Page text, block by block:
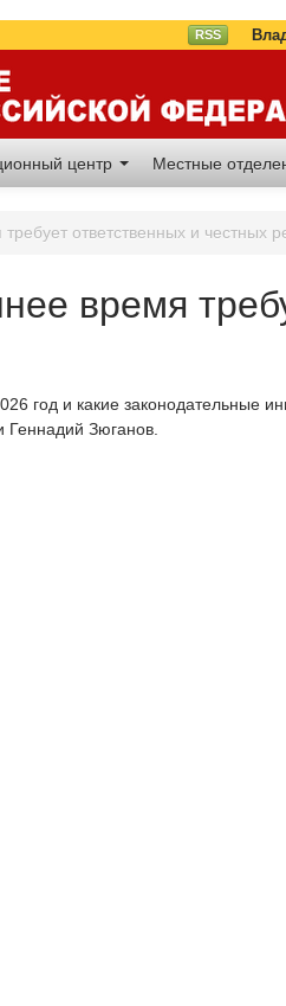
RSS
центр Местные
ответственных и честных
время
год и какие законодательные
Геннадий Зюганов.